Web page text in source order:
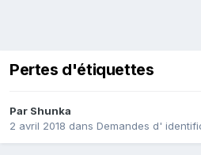
Pertes d'étiquettes
Par Shunka
2 avril 2018 dans Demandes d'